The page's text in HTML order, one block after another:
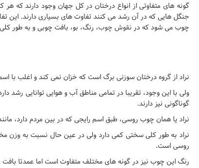
گونه های متفاوتی از انواع درختان در کل جهان وجود دارند که
جنگل هایی که در آن رشد می کنند تفاوت های بسیاری دارند.
چوب می شود که در نقوش چوب، رنگ، بو، بافت چوبی و به طور
نراد از گروه درختان سوزنی برگ است که خزان نمی کند و اغلب با
گوناگونی نیز دارند.
نراد یا همان چوب روسی، طبق اسم رایجی که در بین مردم دارد، مانند اکثر سوزنی
نراد به طور کلی سختی کمی دارد ولی در عین حال نسبت به وزن
روسی است.
رنگ این چوب نیز در گونه های مختلف متفاوت است اما عمدتا بافت